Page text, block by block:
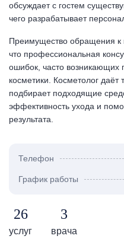
обсуждает с гостем
чего разрабатывает
Преимущество обращения к
что профессиональная
ошибок, часто возникающих
косметики. Косметолог даёт
подбирает подходящие
эффективность ухода и
результата.
Телефон
График работы
26
услуг
3
врача